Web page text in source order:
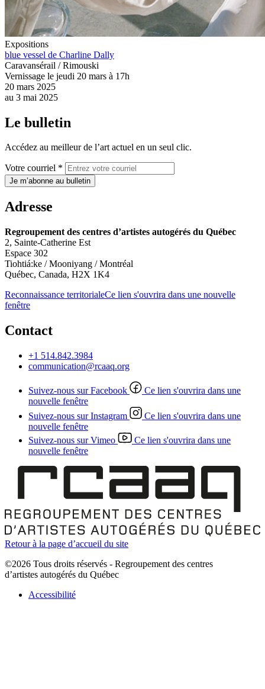
Expositions
blue vessel de Charline Dally
Caravansérail / Rimouski
Vernissage le jeudi 20 mars à 17h
20 mars 2025
au 3 mai 2025
Le bulletin
Accédez au meilleur de l’art actuel en un seul clic.
Votre courriel *
Je m’abonne au bulletin
Adresse
Regroupement des centres d’artistes autogérés du Québec
2, Sainte-Catherine Est
Espace 302
Tiohtiá:ke / Mooniyang / Montréal
Québec, Canada, H2X 1K4
Reconnaissance territorialeCe lien s'ouvrira dans une nouvelle
fenêtre
Contact
+1 514.842.3984
communication@rcaaq.org
Suivez-nous sur Facebook
Ce lien s'ouvrira dans une
nouvelle fenêtre
Suivez-nous sur Instagram
Ce lien s'ouvrira dans une
nouvelle fenêtre
Suivez-nous sur Vimeo
Ce lien s'ouvrira dans une
nouvelle fenêtre
Retour à la page d’accueil du site
©2026 Tous droits réservés - Regroupement des centres
d’artistes autogérés du Québec
Accessibilité